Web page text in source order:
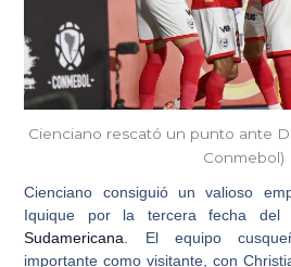
Cienciano rescató un punto ante
Conmebol)
Cienciano consiguió un valioso
Iquique por la tercera fecha
Sudamericana . El equipo
importante como visitante, con